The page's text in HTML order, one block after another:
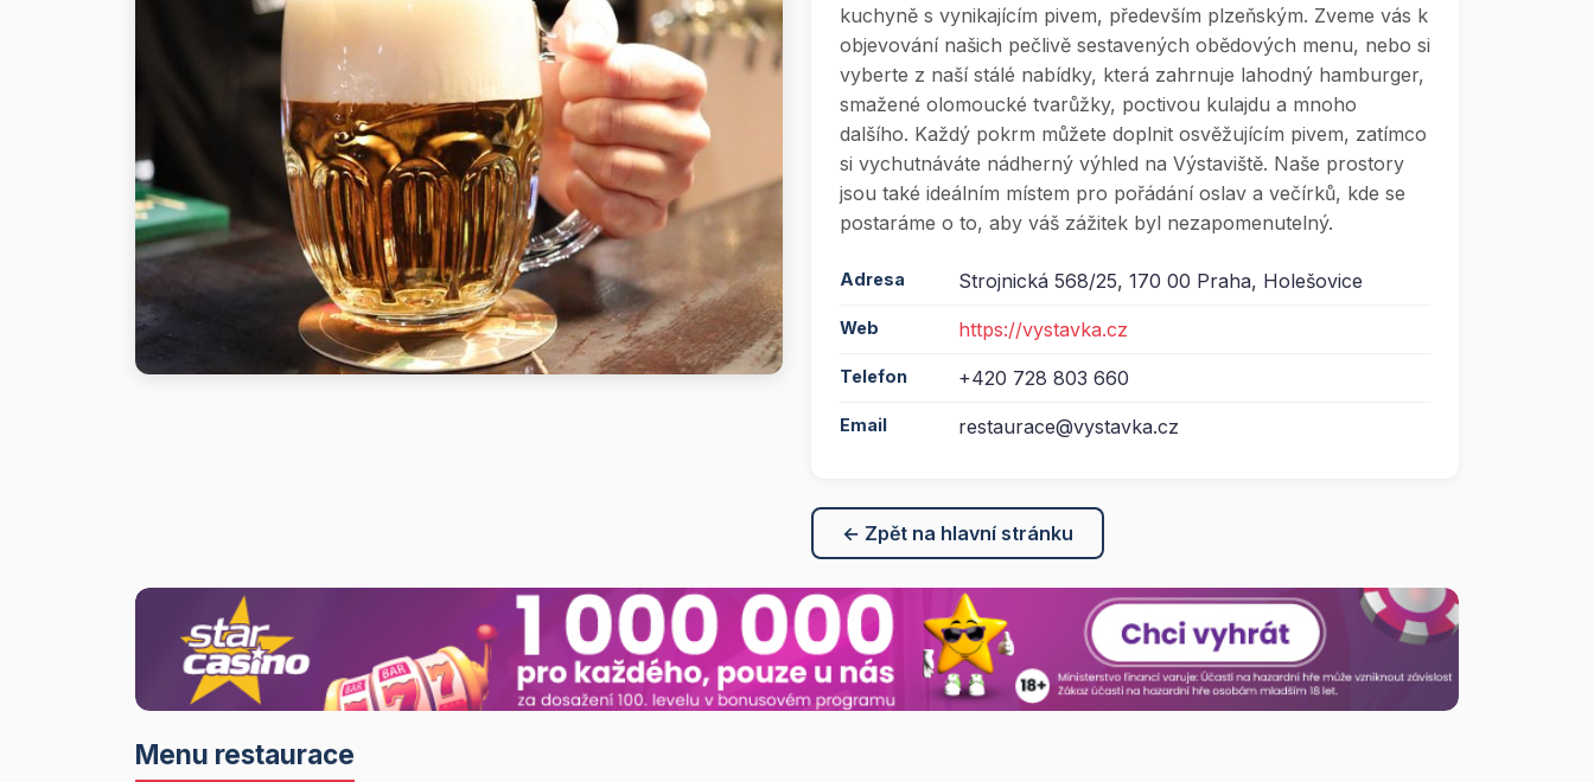
kuchyně s vynikajícím pivem, především plzeňským. Zveme vás k
objevování našich pečlivě sestavených obědových menu, nebo si
vyberte z naší stálé nabídky, která zahrnuje lahodný hamburger,
smažené olomoucké tvarůžky, poctivou kulajdu a mnoho
dalšího. Každý pokrm můžete doplnit osvěžujícím pivem, zatímco
si vychutnáváte nádherný výhled na Výstaviště. Naše prostory
jsou také ideálním místem pro pořádání oslav a večírků, kde se
postaráme o to, aby váš zážitek byl nezapomenutelný.
Adresa Strojnická 568/25, 170 00 Praha, Holešovice
Web https://vystavka.cz
Telefon +420 728 803 660
Email restaurace@vystavka.cz
← Zpět na hlavní stránku
Menu restaurace